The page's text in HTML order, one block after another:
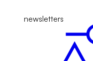
newsletters